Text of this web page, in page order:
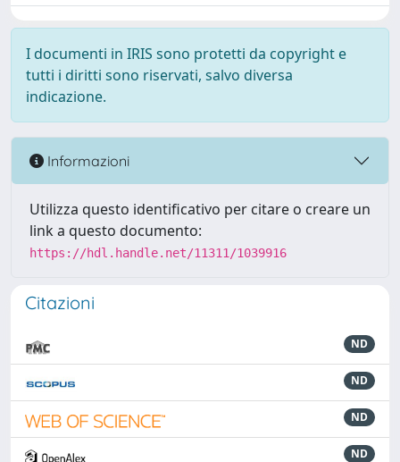
I documenti in IRIS sono protetti da copyright e
tutti i diritti sono riservati, salvo diversa
indicazione.
Informazioni
Utilizza questo identificativo per citare o creare un
link a questo documento:
https://hdl.handle.net/11311/1039916
Citazioni
ND
ND
ND
ND